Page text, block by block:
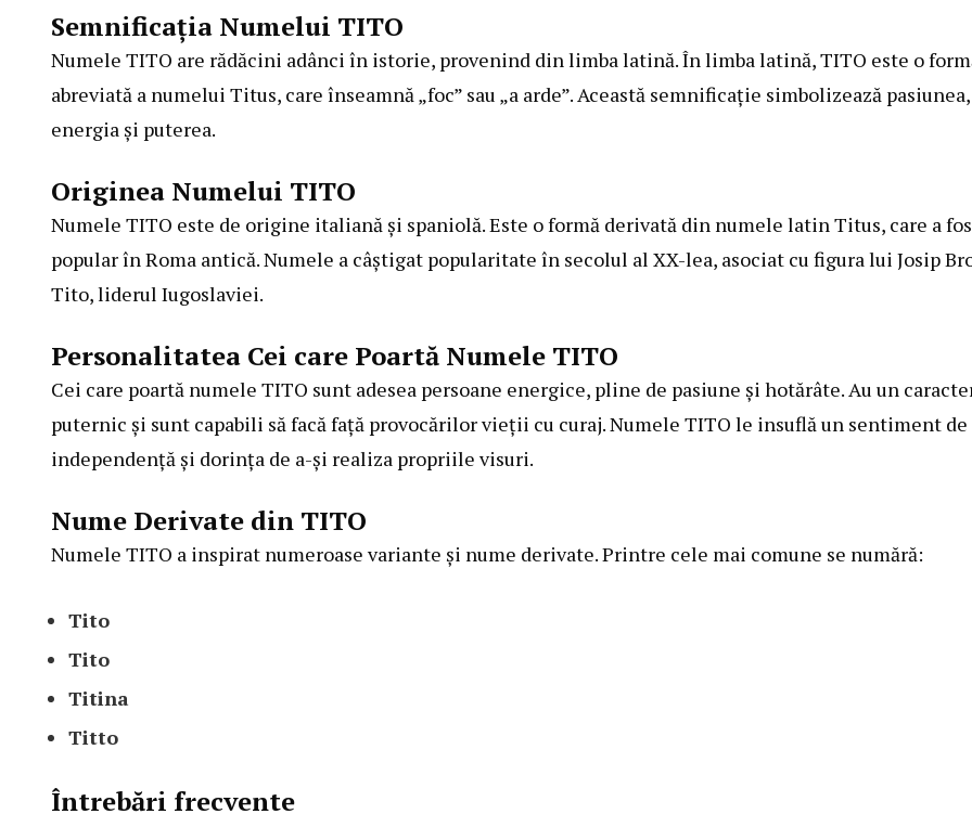
Semnificația Numelui TITO
Numele TITO are rădăcini adânci în istorie, provenind din limba latină. În limba latină, TITO este o
abreviată a numelui Titus, care înseamnă „foc” sau „a arde”. Această semnificație simbolizează pasiunea,
energia și puterea.
Originea Numelui TITO
Numele TITO este de origine italiană și spaniolă. Este o formă derivată din numele latin Titus, care a
popular în Roma antică. Numele a câștigat popularitate în secolul al XX-lea, asociat cu figura lui Josip
Tito, liderul Iugoslaviei.
Personalitatea Cei care Poartă Numele TITO
Cei care poartă numele TITO sunt adesea persoane energice, pline de pasiune și hotărâte. Au un
puternic și sunt capabili să facă față provocărilor vieții cu curaj. Numele TITO le insuflă un sentiment de
independență și dorința de a-și realiza propriile visuri.
Nume Derivate din TITO
Numele TITO a inspirat numeroase variante și nume derivate. Printre cele mai comune se numără:
Tito
Tito
Titina
Titto
Întrebări frecvente